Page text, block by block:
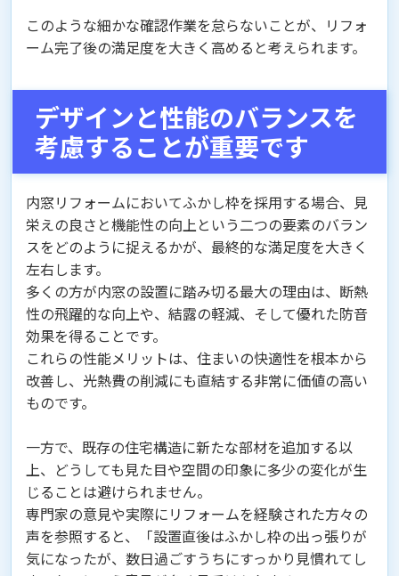
このような細かな確認作業を怠らないことが、リフォ
ーム完了後の満足度を大きく高めると考えられます。
デザインと性能のバランスを
考慮することが重要です
内窓リフォームにおいてふかし枠を採用する場合、見
栄えの良さと機能性の向上という二つの要素のバラン
スをどのように捉えるかが、最終的な満足度を大きく
左右します。
多くの方が内窓の設置に踏み切る最大の理由は、断熱
性の飛躍的な向上や、結露の軽減、そして優れた防音
効果を得ることです。
これらの性能メリットは、住まいの快適性を根本から
改善し、光熱費の削減にも直結する非常に価値の高い
ものです。
一方で、既存の住宅構造に新たな部材を追加する以
上、どうしても見た目や空間の印象に多少の変化が生
じることは避けられません。
専門家の意見や実際にリフォームを経験された方々の
声を参照すると、「設置直後はふかし枠の出っ張りが
気になったが、数日過ごすうちにすっかり見慣れてし